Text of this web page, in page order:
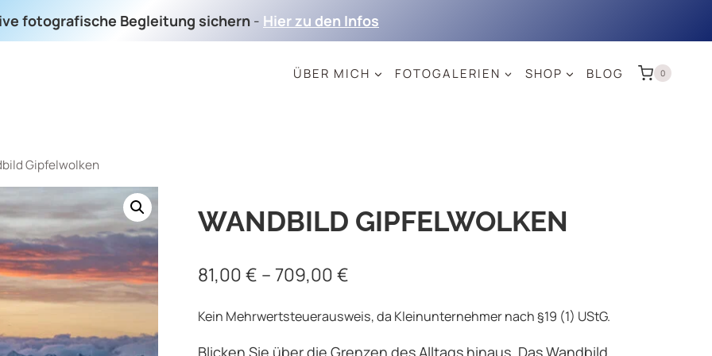
fotografische Begleitung sichern - Hier zu den Infos
ÜBER MICH FOTOGALERIEN SHOP BLOG 0
Gipfelwolken
WANDBILD GIPFELWOLKEN
81,00€ – 709,00€
Kein Mehrwertsteuerausweis, da Kleinunternehmer nach §19 (1) UStG.